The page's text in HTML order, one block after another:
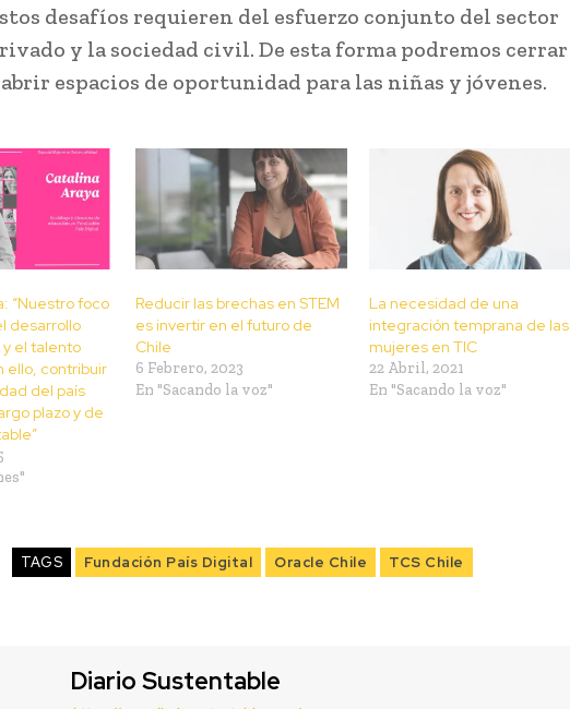
desafíos requieren del esfuerzo conjunto del sector
y la sociedad civil. De esta forma podremos cerrar
espacios de oportunidad para las niñas y jóvenes.
“Nuestro foco
desarrollo
el talento
ello, contribuir
del país
plazo y de
Reducir las brechas en STEM
es invertir en el futuro de
Chile
6 Febrero, 2023
En "Sacando la voz"
La necesidad de una
integración temprana de las
mujeres en TIC
22 Abril, 2021
En "Sacando la voz"
TAGS Fundación País Digital Oracle Chile TCS Chile
Diario Sustentable